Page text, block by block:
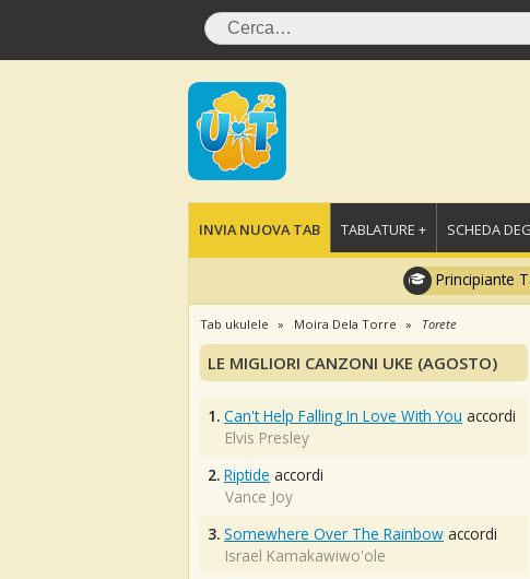
INVIA NUOVA TAB TABLATURE + SCHEDA
Principiante
Tab ukulele Moira Dela Torre Torete
LE MIGLIORI CANZONI UKE (AGOSTO)
1. Can't Help Falling In Love With You accordi
Elvis Presley
2. Riptide accordi
Vance Joy
3. Somewhere Over The Rainbow accordi
Israel Kamakawiwo'ole